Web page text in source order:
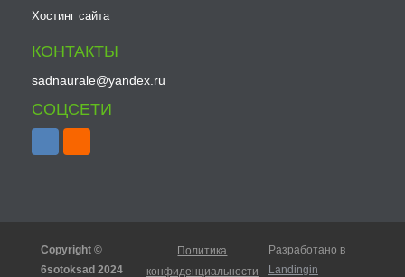
Хостинг сайта
КОНТАКТЫ
sadnaurale@yandex.ru
СОЦСЕТИ
Copyright ©
6sotoksad 2024
Политика
конфиденциальности
Разработано в
Landingin